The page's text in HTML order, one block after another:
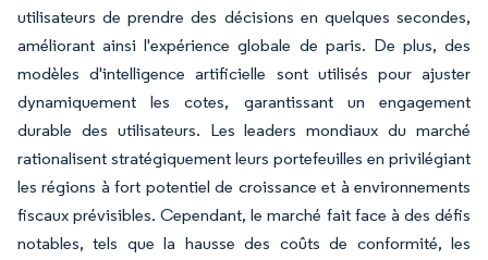
utilisateurs de prendre des décisions en quelques secondes,
améliorant ainsi l'expérience globale de paris. De plus, des
modèles d'intelligence artificielle sont utilisés pour ajuster
dynamiquement les cotes, garantissant un engagement
durable des utilisateurs. Les leaders mondiaux du marché
rationalisent stratégiquement leurs portefeuilles en privilégiant
les régions à fort potentiel de croissance et à environnements
fiscaux prévisibles. Cependant, le marché fait face à des défis
notables, tels que la hausse des coûts de conformité, les